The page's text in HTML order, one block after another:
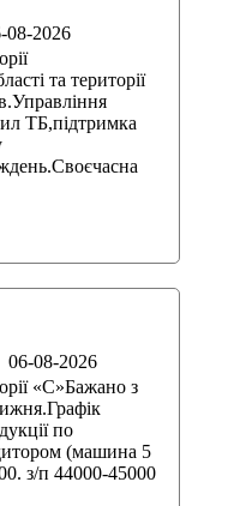
08-2026
та території
ТБ,підтримка
06-08-2026
«С»Бажано з
по
(машина 5
з/п 44000-45000